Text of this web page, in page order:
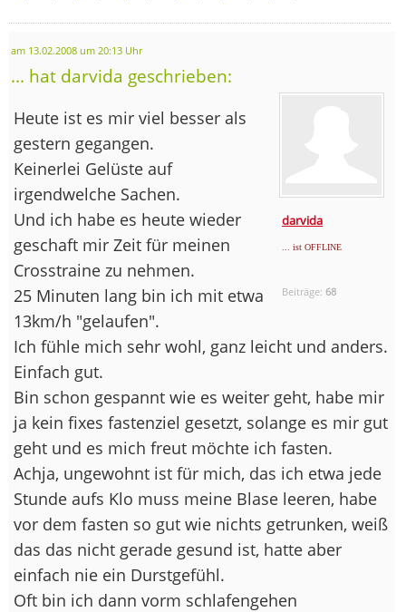
am 13.02.2008 um 20:13 Uhr
... hat darvida geschrieben:
darvida
... ist OFFLINE
Beiträge:68
Heute ist es mir viel besser als
gestern gegangen.
Keinerlei Gelüste auf
irgendwelche Sachen.
Und ich habe es heute wieder
geschaft mir Zeit für meinen
Crosstraine zu nehmen.
25 Minuten lang bin ich mit etwa
13km/h "gelaufen".
Ich fühle mich sehr wohl, ganz leicht und anders.
Einfach gut.
Bin schon gespannt wie es weiter geht, habe mir
ja kein fixes fastenziel gesetzt, solange es mir gut
geht und es mich freut möchte ich fasten.
Achja, ungewohnt ist für mich, das ich etwa jede
Stunde aufs Klo muss meine Blase leeren, habe
vor dem fasten so gut wie nichts getrunken, weiß
das das nicht gerade gesund ist, hatte aber
einfach nie ein Durstgefühl.
Oft bin ich dann vorm schlafengehen